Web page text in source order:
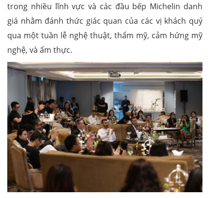
trong nhiều lĩnh vực và các đầu bếp Michelin danh
giá nhằm đánh thức giác quan của các vị khách quý
qua một tuần lễ nghệ thuật, thẩm mỹ, cảm hứng mỹ
nghệ, và ẩm thực.